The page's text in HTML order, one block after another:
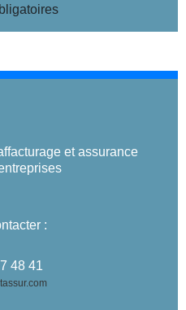
et assurance
:
48 41